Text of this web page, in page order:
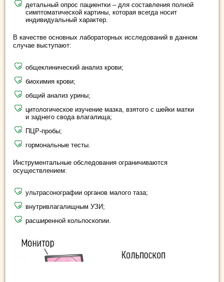
детальный опрос пациентки – для составления полной
симптоматической картины, которая всегда носит
индивидуальный характер.
В качестве основных лабораторных исследований в данном
случае выступают:
общеклинический анализ крови;
биохимия крови;
общий анализ урины;
цитологическое изучение мазка, взятого с шейки матки
и заднего свода влагалища;
ПЦР-пробы;
гормональные тесты.
Инструментальные обследования ограничиваются
осуществлением:
ультрасонографии органов малого таза;
внутривлагалищным УЗИ;
расширенной кольпоскопии.